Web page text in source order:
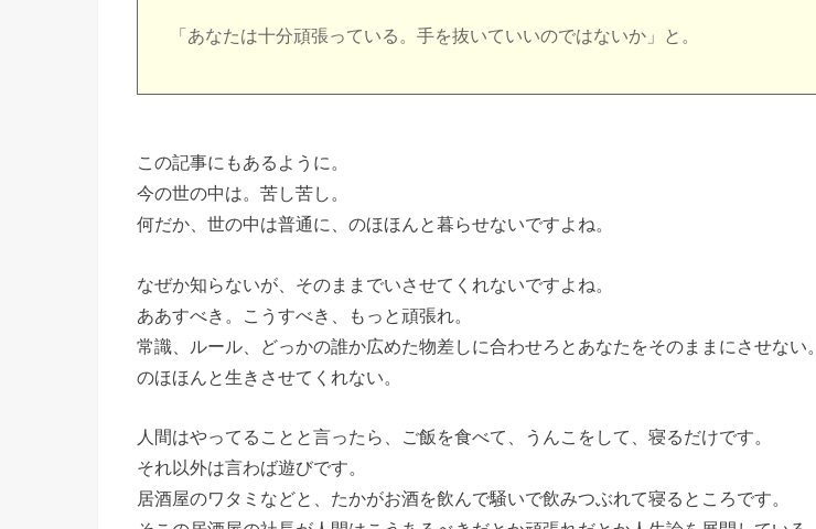
「あなたは十分頑張っている。手を抜いていいのではないか」と。
この記事にもあるように。
今の世の中は。苦し苦し。
何だか、世の中は普通に、のほほんと暮らせないですよね。
なぜか知らないが、そのままでいさせてくれないですよね。
ああすべき。こうすべき、もっと頑張れ。
常識、ルール、どっかの誰か広めた物差しに合わせろとあなたをそのままにさせない。
のほほんと生きさせてくれない。
人間はやってることと言ったら、ご飯を食べて、うんこをして、寝るだけです。
それ以外は言わば遊びです。
居酒屋のワタミなどと、たかがお酒を飲んで騒いで飲みつぶれて寝るところです。